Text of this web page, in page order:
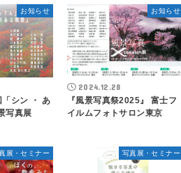
お知らせ
シン ・ あ
写真展
お知らせ
2024.12.28
『風景写真祭2025』 富士フ
イルムフォトサロン東京
展・セミナー 写真展・セミナー